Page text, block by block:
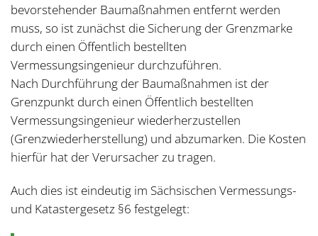
bevorstehender Baumaßnahmen entfernt werden
muss, so ist zunächst die Sicherung der Grenzmarke
durch einen Öffentlich bestellten
Vermessungsingenieur durchzuführen.
Nach Durchführung der Baumaßnahmen ist der
Grenzpunkt durch einen Öffentlich bestellten
Vermessungsingenieur wiederherzustellen
(Grenzwiederherstellung) und abzumarken. Die Kosten
hierfür hat der Verursacher zu tragen.
Auch dies ist eindeutig im Sächsischen Vermessungs-
und Katastergesetz §6 festgelegt: